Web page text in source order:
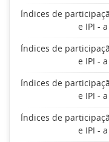
Índices de
e IPI -
Índices de
e IPI -
Índices de
e IPI -
Índices de
e IPI -